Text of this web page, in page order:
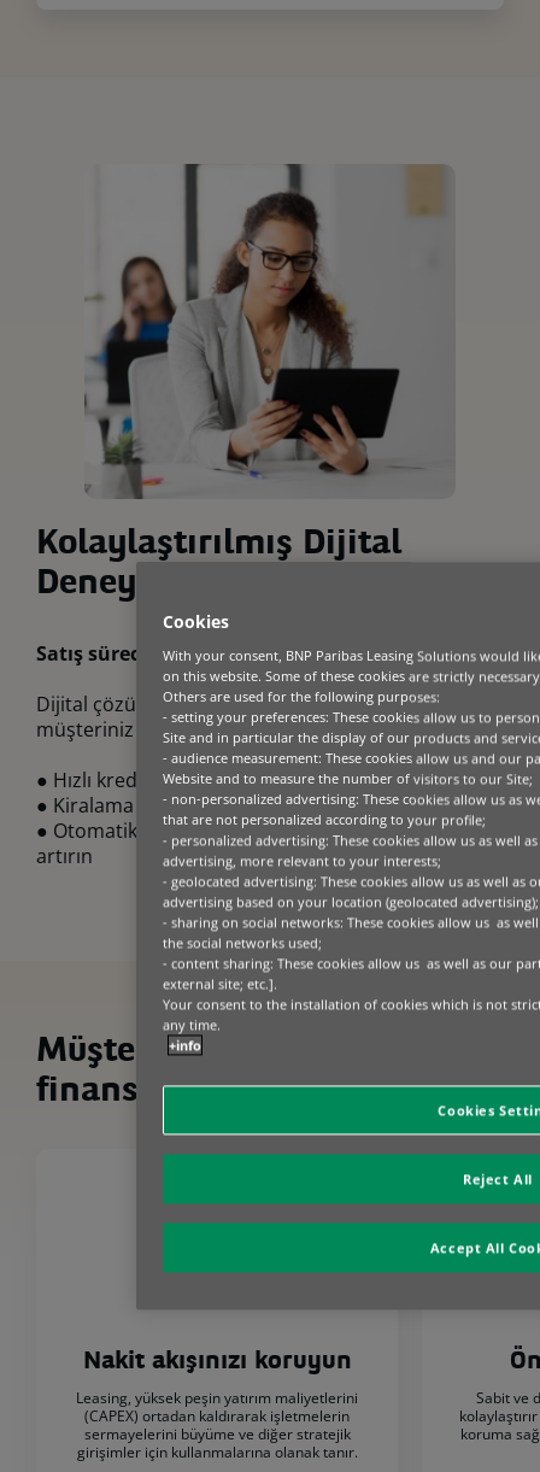
Kolaylaştırılmış Dijital
Deneyim
Satış sürecinizi dijitalleştirin
Dijital çözümlerimiz finansmanını hem sizin hem de
müşteriniz için zahmetsiz hale getirir:
● Hızlı kredi kararları ve işlem takibi
● Kiralama portföyünüzü gerçek zamanlı izleyin
● Otomatik veri aktarımıyla verimliliği ve doğruluğu
artırın
Müşterileriniz için
finansmanın avantajları
Nakit akışınızı koruyun
Leasing, yüksek peşin yatırım maliyetlerini
(CAPEX) ortadan kaldırarak işletmelerin
sermayelerini büyüme ve diğer stratejik
girişimler için kullanmalarına olanak tanır.
Sabit ve
koruma
Cookies
With your consent, BNP Paribas Leasing Solutions would
on this website. Some of these cookies are strictly
Others are used for the following purposes:
- setting your preferences: These cookies allow us to
Site and in particular the display of our products and
- audience measurement: These cookies allow us and our
Website and to measure the number of visitors to our Site;
- non-personalized advertising: These cookies allow us as
that are not personalized according to your profile;
- personalized advertising: These cookies allow us as well
advertising, more relevant to your interests;
- geolocated advertising: These cookies allow us as well
advertising based on your location (geolocated advertising);
- sharing on social networks: These cookies allow us as
the social networks used;
- content sharing: These cookies allow us as well as our
external site; etc.].
Your consent to the installation of cookies which is not
any time.
+info
Cookies
Reject All
Accept All